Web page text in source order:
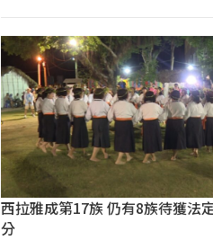
西拉雅成第17族 仍有8族待獲法
分